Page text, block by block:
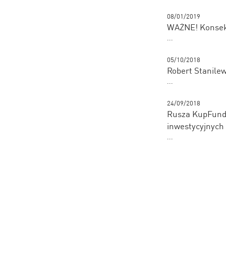
08/01/2019
WAŻNE!
05/10/2018
Robert
24/09/2018
Rusza
inwestycyjnych